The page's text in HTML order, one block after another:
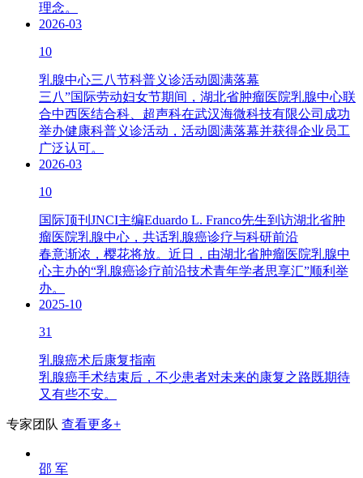
理念。
2026-03
10
乳腺中心三八节科普义诊活动圆满落幕
三八”国际劳动妇女节期间，湖北省肿瘤医院乳腺中心联
合中西医结合科、超声科在武汉海微科技有限公司成功
举办健康科普义诊活动，活动圆满落幕并获得企业员工
广泛认可。
2026-03
10
国际顶刊JNCI主编Eduardo L. Franco先生到访湖北省肿
瘤医院乳腺中心，共话乳腺癌诊疗与科研前沿
春意渐浓，樱花将放。近日，由湖北省肿瘤医院乳腺中
心主办的“乳腺癌诊疗前沿技术青年学者思享汇”顺利举
办。
2025-10
31
乳腺癌术后康复指南
乳腺癌手术结束后，不少患者对未来的康复之路既期待
又有些不安。
专家团队 查看更多+
邵 军